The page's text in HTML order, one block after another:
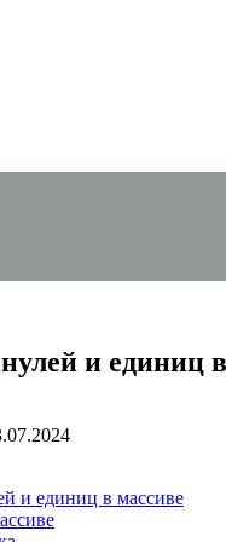
и единиц
и единиц в массиве